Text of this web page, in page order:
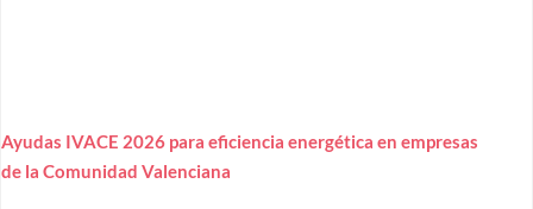
Ayudas IVACE 2026 para eficiencia energética en empresas
de la Comunidad Valenciana